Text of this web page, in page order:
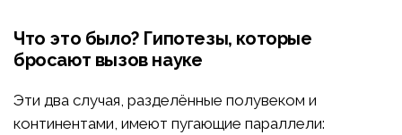
Что это было? Гипотезы, которые
бросают вызов науке
Эти два случая, разделённые полувеком и
континентами, имеют пугающие параллели: